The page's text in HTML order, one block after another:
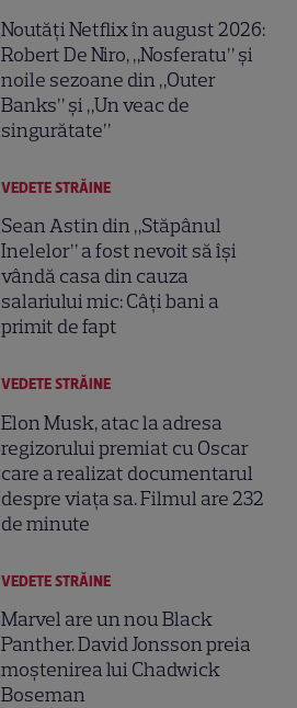
Noutăți Netflix în august 2026:
Robert De Niro, „Nosferatu” și
noile sezoane din „Outer
Banks” și „Un veac de
singurătate”
VEDETE STRĂINE
Sean Astin din „Stăpânul
Inelelor” a fost nevoit să își
vândă casa din cauza
salariului mic: Câți bani a
primit de fapt
VEDETE STRĂINE
Elon Musk, atac la adresa
regizorului premiat cu Oscar
care a realizat documentarul
despre viața sa. Filmul are 232
de minute
VEDETE STRĂINE
Marvel are un nou Black
Panther. David Jonsson preia
moștenirea lui Chadwick
Boseman